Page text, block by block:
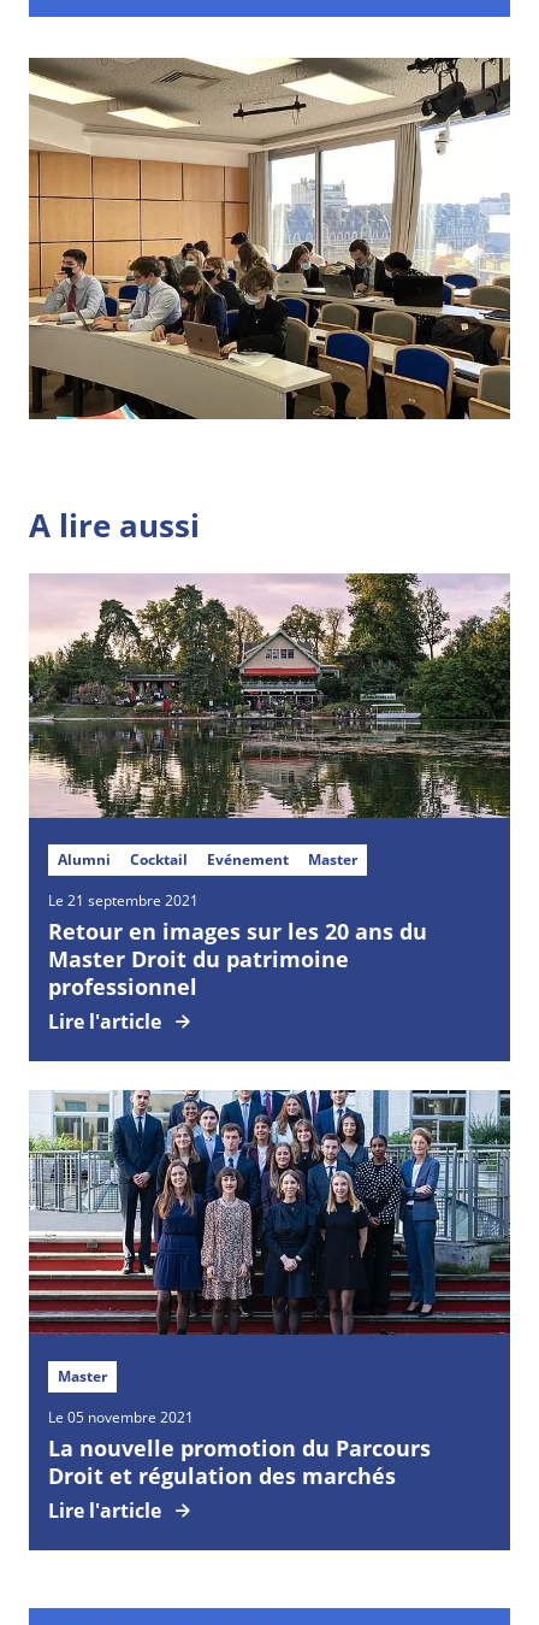
A lire aussi
Alumni Cocktail Evénement Master
Le 21 septembre 2021
Retour en images sur les 20 ans du
Master Droit du patrimoine
professionnel
Lire l'article
Master
Le 05 novembre 2021
La nouvelle promotion du Parcours
Droit et régulation des marchés
Lire l'article